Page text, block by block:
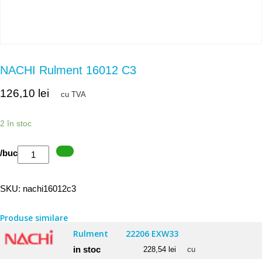
NACHI Rulment 16012 C3
126,10 lei cu TVA
2 în stoc
Cantitate
NACHI
/buc
SKU: nachi16012c3
Produse similare
Rulment
22206 EXW33
in stoc 228,54 lei
cu